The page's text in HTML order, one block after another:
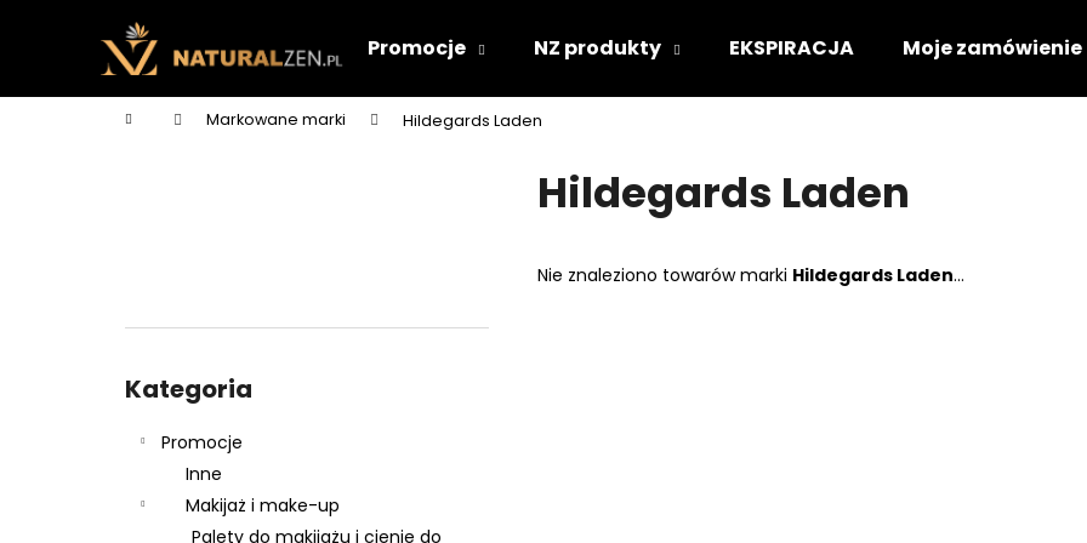
Promocje NZ produkty EKSPIRACJA Moje zamówienie
Home Markowane marki Hildegards Laden
kategorie
Kategoria
Promocje
Inne
Makijaż i make-up
Palety do makijażu i cienie do
Hildegards Laden
Nie znaleziono towarów marki Hildegards Laden...
z
powrotem
powrotem